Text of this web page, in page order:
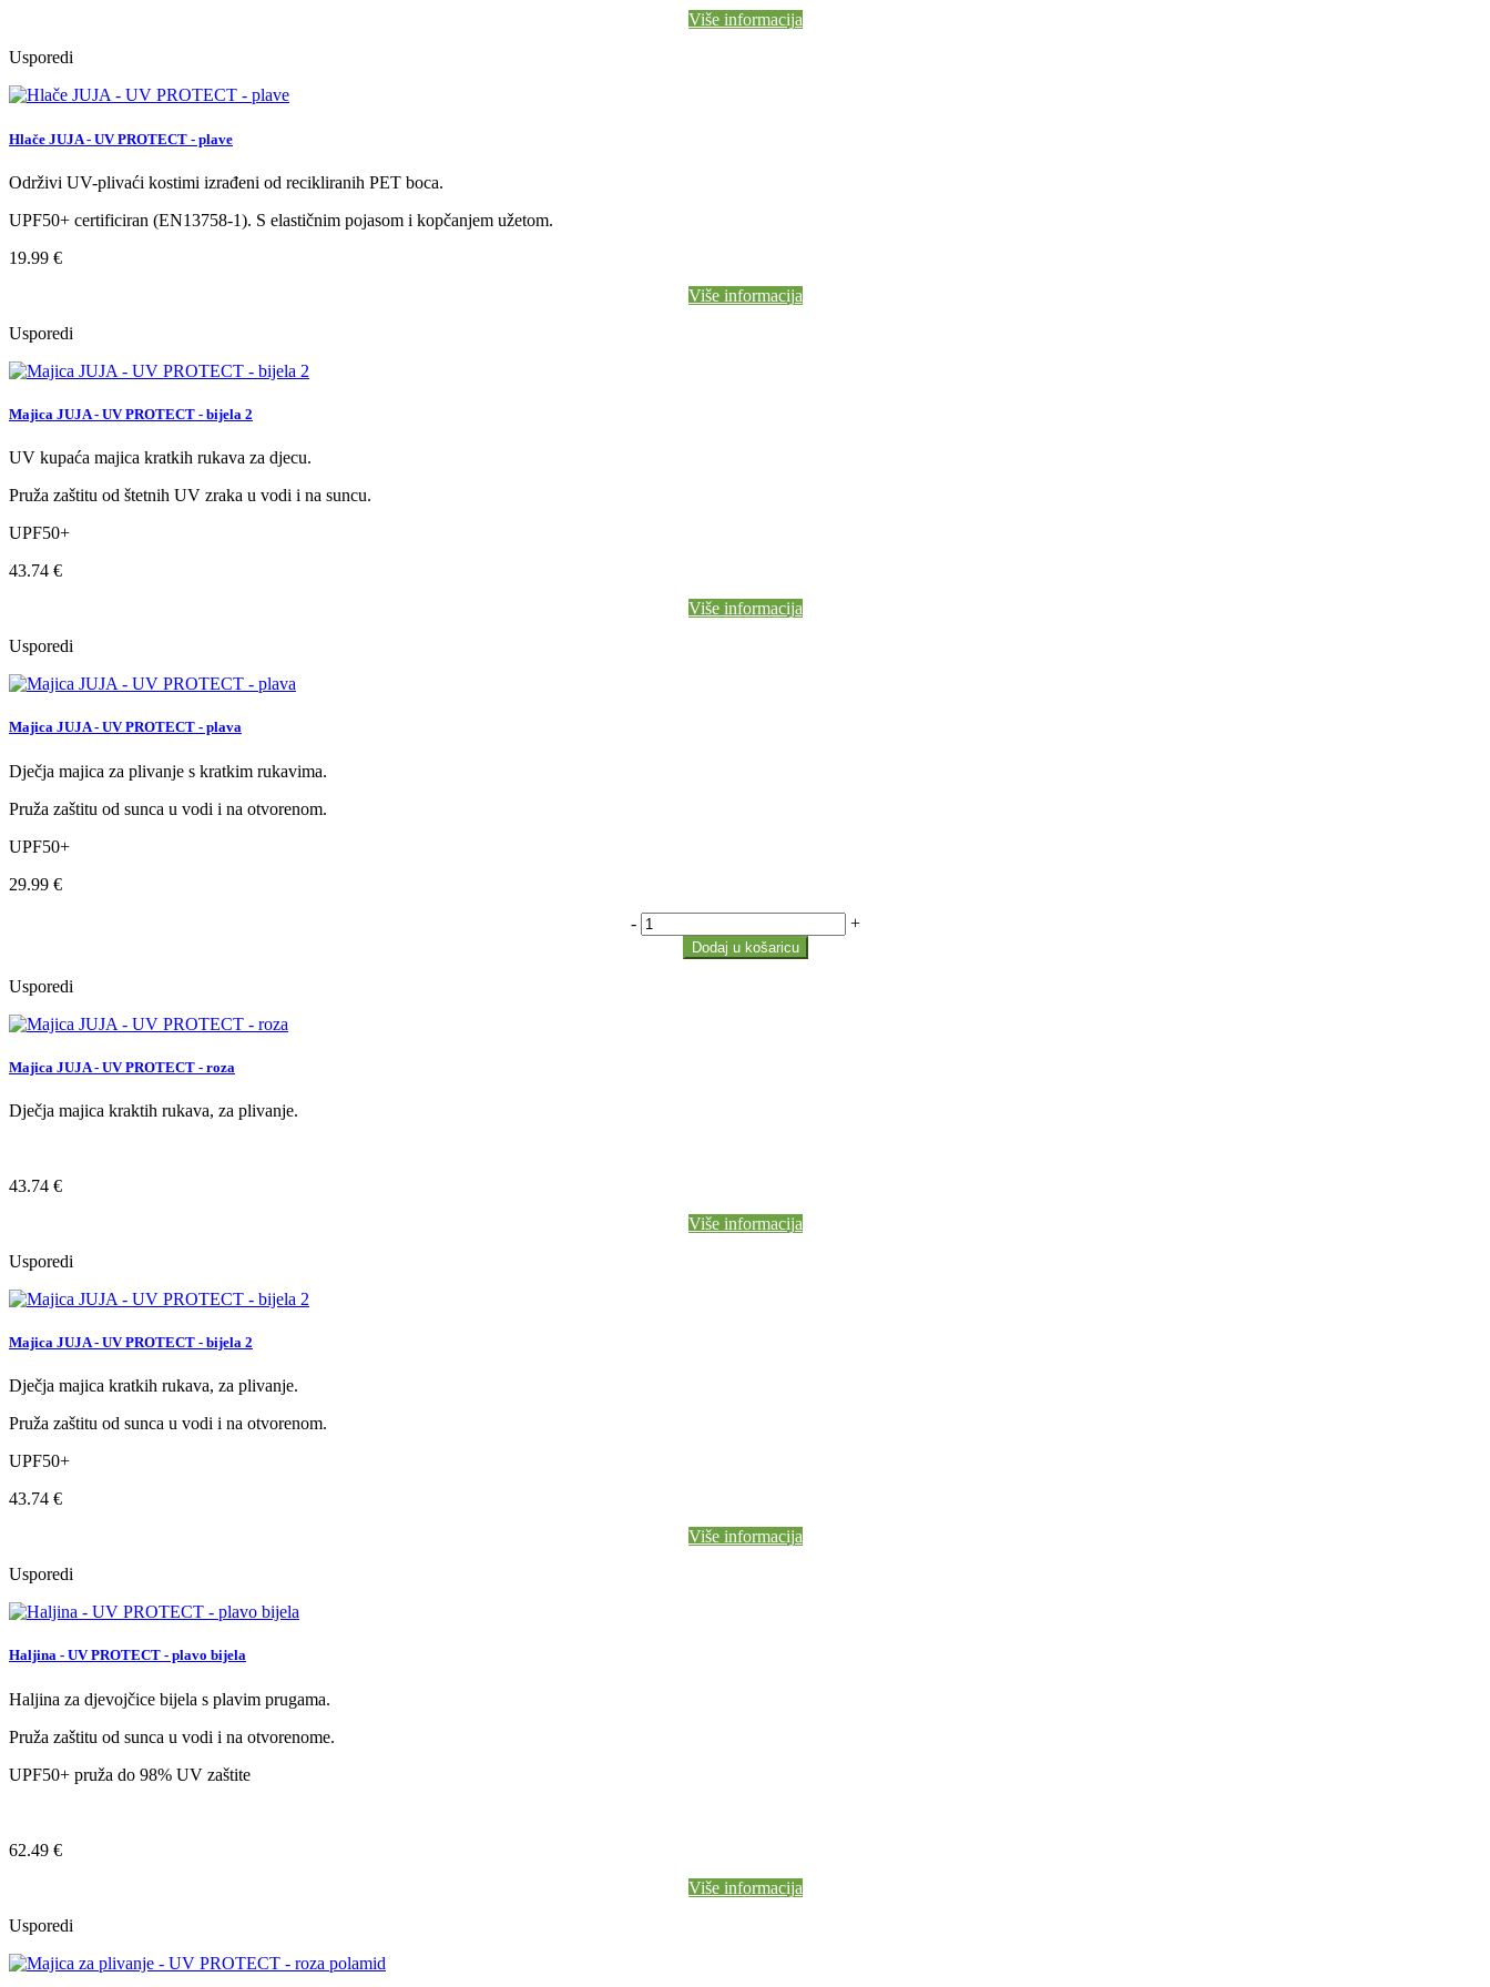
Više informacija
Usporedi
Hlače JUJA - UV PROTECT - plave
Održivi UV-plivaći kostimi izrađeni od recikliranih PET boca.
UPF50+ certificiran (EN13758-1). S elastičnim pojasom i kopčanjem užetom.
19.99 €
Više informacija
Usporedi
Majica JUJA - UV PROTECT - bijela 2
UV kupaća majica kratkih rukava za djecu.
Pruža zaštitu od štetnih UV zraka u vodi i na suncu.
UPF50+
43.74 €
Više informacija
Usporedi
Majica JUJA - UV PROTECT - plava
Dječja majica za plivanje s kratkim rukavima.
Pruža zaštitu od sunca u vodi i na otvorenom.
UPF50+
29.99 €
- +
Usporedi
Majica JUJA - UV PROTECT - roza
Dječja majica kraktih rukava, za plivanje.
43.74 €
Više informacija
Usporedi
Majica JUJA - UV PROTECT - bijela 2
Dječja majica kratkih rukava, za plivanje.
Pruža zaštitu od sunca u vodi i na otvorenom.
UPF50+
43.74 €
Više informacija
Usporedi
Haljina - UV PROTECT - plavo bijela
Haljina za djevojčice bijela s plavim prugama.
Pruža zaštitu od sunca u vodi i na otvorenome.
UPF50+ pruža do 98% UV zaštite
62.49 €
Više informacija
Usporedi